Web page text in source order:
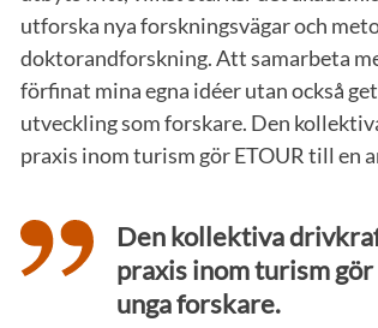
utforska nya forskningsvägar och
doktorandforskning. Att samarbeta
förfinat mina egna idéer utan också
utveckling som forskare. Den
praxis inom turism gör ETOUR till en
Den kollektiva
praxis inom turism
unga forskare.